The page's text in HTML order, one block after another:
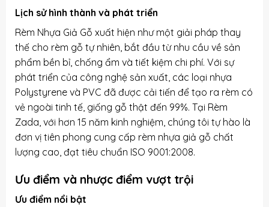
Lịch sử hình thành và phát triển
Rèm Nhựa Giả Gỗ xuất hiện như một giải pháp thay
thế cho rèm gỗ tự nhiên, bắt đầu từ nhu cầu về sản
phẩm bền bỉ, chống ẩm và tiết kiệm chi phí. Với sự
phát triển của công nghệ sản xuất, các loại nhựa
Polystyrene và PVC đã được cải tiến để tạo ra rèm có
vẻ ngoài tinh tế, giống gỗ thật đến 99%. Tại Rèm
Zada, với hơn 15 năm kinh nghiệm, chúng tôi tự hào là
đơn vị tiên phong cung cấp rèm nhựa giả gỗ chất
lượng cao, đạt tiêu chuẩn ISO 9001:2008.
Ưu điểm và nhược điểm vượt trội
Ưu điểm nổi bật